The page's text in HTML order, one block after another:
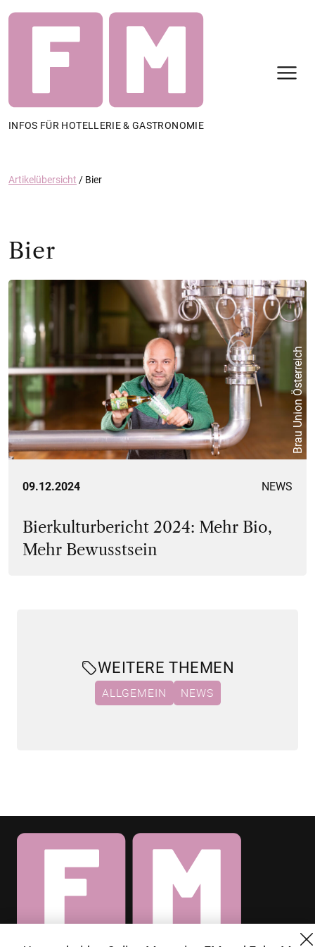
INFOS FÜR HOTELLERIE & GASTRONOMIE
Artikelübersicht / Bier
Bier
Brau Union Österreich
09.12.2024 NEWS
Bierkulturbericht 2024: Mehr Bio,
Mehr Bewusstsein
WEITERE THEMEN
ALLGEMEIN NEWS